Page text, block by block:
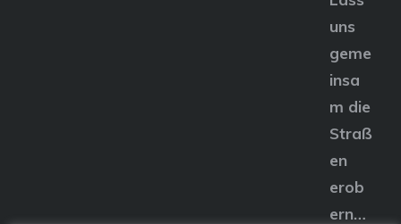
uns
geme
insa
m die
Straß
en
erob
ern…